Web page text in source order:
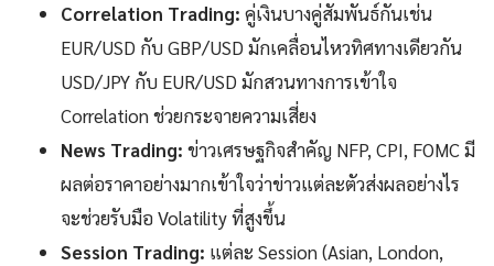
Correlation Trading: คู่เงินบางคู่สัมพันธ์กันเช่น
EUR/USD กับ GBP/USD มักเคลื่อนไหวทิศทางเดียวกัน
USD/JPY กับ EUR/USD มักสวนทางการเข้าใจ
Correlation ช่วยกระจายความเสี่ยง
News Trading: ข่าวเศรษฐกิจสำคัญ NFP, CPI, FOMC มี
ผลต่อราคาอย่างมากเข้าใจว่าข่าวแต่ละตัวส่งผลอย่างไร
จะช่วยรับมือ Volatility ที่สูงขึ้น
Session Trading: แต่ละ Session (Asian, London,